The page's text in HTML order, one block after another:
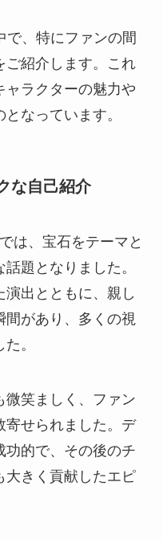
で、特にファンの間
ご紹介します。これ
ャラクターの魅力や
なっています。
な自己紹介
は、宝石をテーマと
題となりました。
出とともに、親し
があり、多くの視
。
微笑ましく、ファン
寄せられました。デ
功的で、その後のチ
大きく貢献したエピ